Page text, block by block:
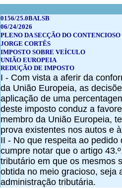
0156/25.0BALSB
06/24/2026
PLENO DA SECÇÃO DO
JORGE CORTÊS
IMPOSTO SOBRE VEÍCULO
UNIÃO EUROPEIA
REDUÇÃO DE IMPOSTO
I - Com vista a aferir da
da União Europeia, as
aplicação de uma
deste imposto conduz a
membro da União Europeia,
prova existentes nos autos e
II - No que respeita ao
cumpre notar que o artigo
tributário em que os mesmos
obtida no meio gracioso, seja
administração tributária.